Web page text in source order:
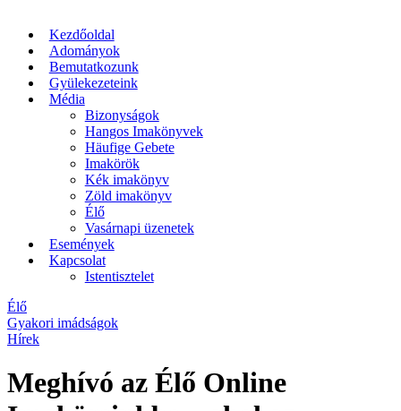
Kezdőoldal
Adományok
Bemutatkozunk
Gyülekezeteink
Média
Bizonyságok
Hangos Imakönyvek
Häufige Gebete
Imakörök
Kék imakönyv
Zöld imakönyv
Élő
Vasárnapi üzenetek
Események
Kapcsolat
Istentisztelet
Élő
Gyakori imádságok
Hírek
Meghívó az Élő Online